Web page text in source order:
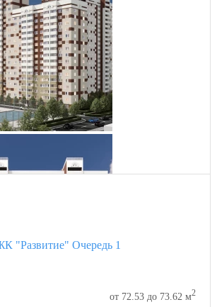
"Развитие" Очередь 1
от 72.53 до 73.62 м2